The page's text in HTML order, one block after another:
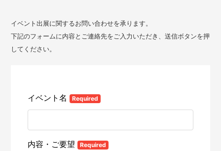
イベント出展に関するお問い合わせを承ります。
下記のフォームに内容とご連絡先をご入力いただき、送信ボタンを押
してください。